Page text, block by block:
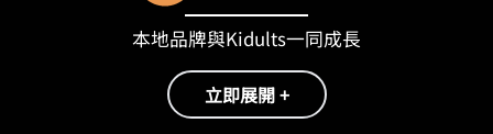
本地品牌與Kidults一同成長
立即展開 +